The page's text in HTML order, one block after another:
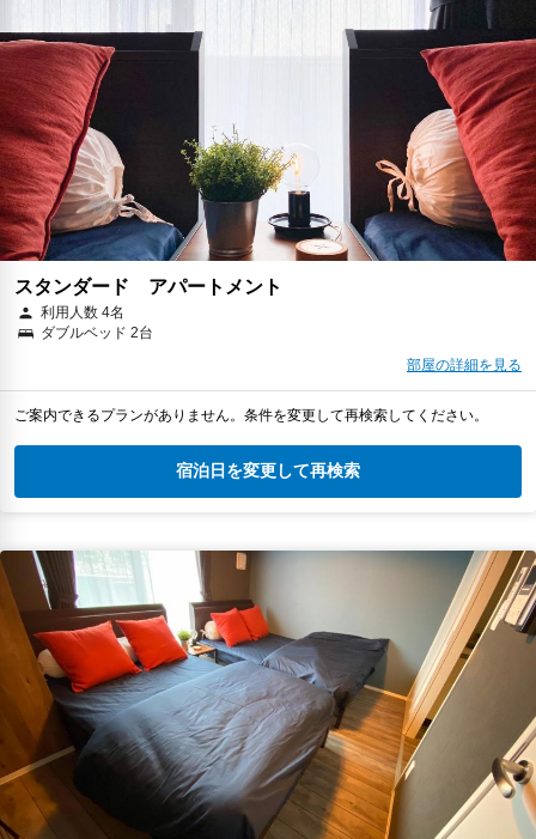
スタンダード アパートメント
利用人数 4名
ダブルベッド 2台
部屋の詳細を見る
ご案内できるプランがありません。条件を変更して再検索してください。
宿泊日を変更して再検索